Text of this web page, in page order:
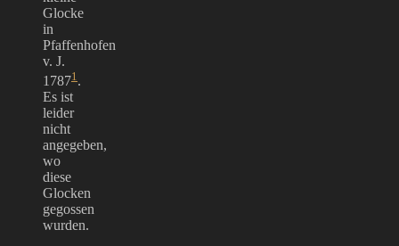
Glocke
in
Pfaffenhofen
v. J.
17871 .
Es ist
leider
nicht
angegeben,
wo
diese
Glocken
gegossen
wurden.